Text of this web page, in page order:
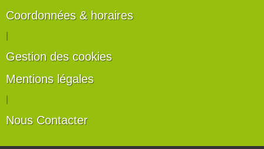
Coordonnées & horaires
Gestion des cookies
Mentions légales
Nous Contacter